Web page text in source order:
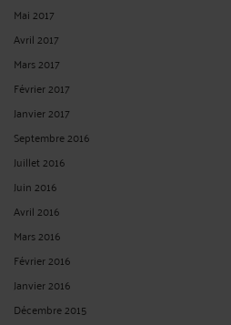
Mai 2017
Avril 2017
Mars 2017
Février 2017
Janvier 2017
Septembre 2016
Juillet 2016
Juin 2016
Avril 2016
Mars 2016
Février 2016
Janvier 2016
Décembre 2015